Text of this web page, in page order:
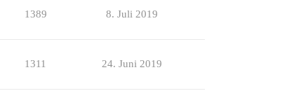
1389 8. Juli 2019
1311 24. Juni 2019